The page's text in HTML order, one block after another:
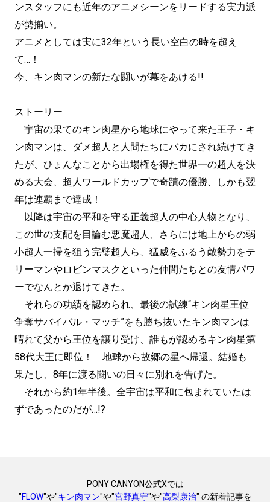
ンスタッフにも近年のアニメシーンをリードする実力派
が勢揃い。
アニメとしては実に32年という長い空白の時を超え
て…！
今、キン肉マンの新たな闘いが幕をあける!!
ストーリー
宇宙の果てのキン肉星から地球にやって来た王子・キ
ン肉マンは、ダメ超人と人間たちにバカにされ続けてき
たが、ひょんなことから出場権を得た世界一の超人を決
める大会、超人ワールドカップで奇蹟の優勝、しかも翌
年は連覇まで達成！
以降は宇宙の平和を守る正義超人の中心人物となり、
この世の支配を目論む悪魔超人、さらには地上からの弱
小超人一掃を狙う完璧超人ら、猛威をふるう敵勢力をテ
リーマンやロビンマスクといった仲間たちとの友情パワ
ーでなんとか退けてきた。
それらの功績を認められ、最後の試練“キン肉星王位
争奪サバイバル・マッチ”をも勝ち抜いたキン肉マンは
晴れて父から王位を譲り受け、誰もが認めるキン肉星第
58代大王に即位！ 地球から故郷の星へ帰還。結婚も
果たし、8年に渡る闘いの日々に別れを告げた。
それから約1年半後。全宇宙は平和に包まれていたは
ずであったのだが…!?
PONY CANYON公式Xでは
"FLOW"や"キン肉マン"や"宮野真守"や"高梨康治" の新着記事を